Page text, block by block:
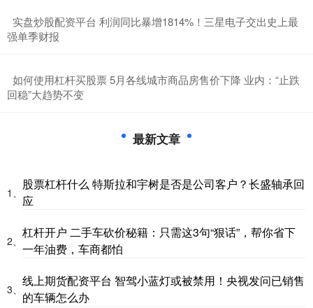
​实盘炒股配资平台 利润同比暴增1814%！三星电子交出史上最
强单季财报
​如何使用杠杆买股票 5月各线城市商品房售价下降 业内：“止跌
回稳”大趋势不变
最新文章
1、
股票杠杆什么 特斯拉和宇树是否是公司客户？长盛轴承回
应
2、
杠杆开户 二手车砍价秘籍：只需这3句“狠话”，帮你省下
一年油费，车商都怕
3、
线上期货配资平台 智驾小蓝灯或被禁用！央视发问已销售
的车辆怎么办